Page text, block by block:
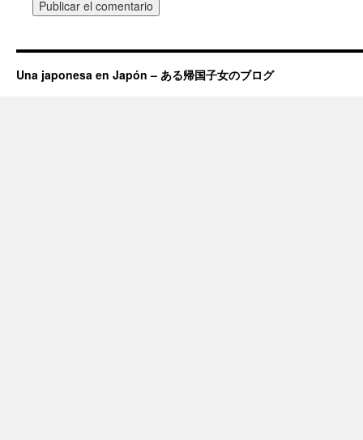
Una japonesa en Japón – ある帰国子女のブログ